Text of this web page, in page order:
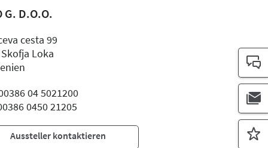
G. D.O.O.
cesta 99
Loka
04 5021200
0450 21205
Aussteller kontaktieren